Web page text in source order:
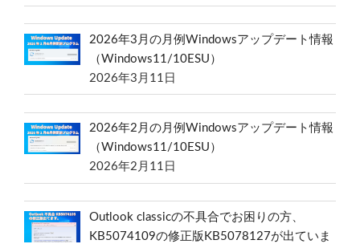
2026年3月の月例Windowsアップデート情報
（Windows11/10ESU）
2026年3月11日
2026年2月の月例Windowsアップデート情報
（Windows11/10ESU）
2026年2月11日
Outlook classicの不具合でお困りの方、
KB5074109の修正版KB5078127が出ていま